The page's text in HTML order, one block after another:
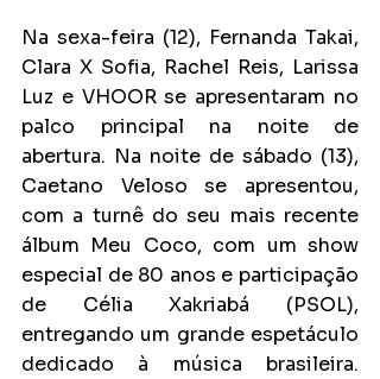
Na sexa-feira (12), Fernanda Takai,
Clara X Sofia, Rachel Reis, Larissa
Luz e VHOOR se apresentaram no
palco principal na noite de
abertura. Na noite de sábado (13),
Caetano Veloso se apresentou,
com a turnê do seu mais recente
álbum Meu Coco, com um show
especial de 80 anos e participação
de Célia Xakriabá (PSOL),
entregando um grande espetáculo
dedicado à música brasileira.